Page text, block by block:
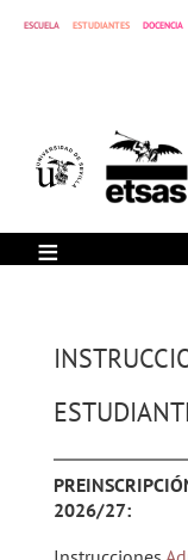
ESCUELA ESTUDIANTES DOCENCIA
2026/27: